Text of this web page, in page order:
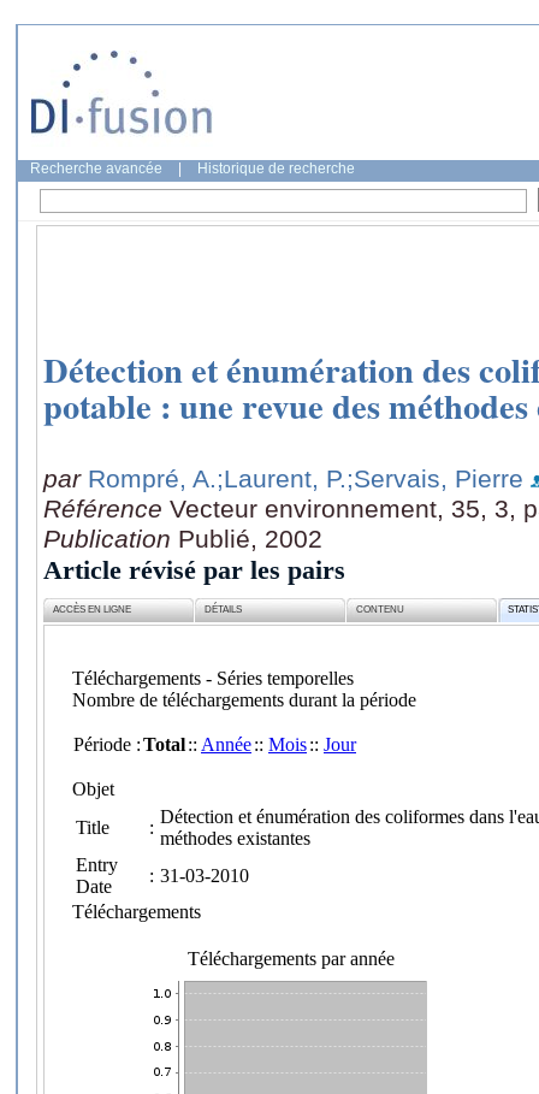
Recherche avancée Historique de recherche
Détection et énumération des
potable : une revue des méthodes
par Rompré, A.;Laurent, P.;Servais, Pierre
Référence Vecteur environnement, 35, 3,
Publication Publié, 2002
Article révisé par les pairs
ACCÈS EN LIGNE DÉTAILS CONTENU